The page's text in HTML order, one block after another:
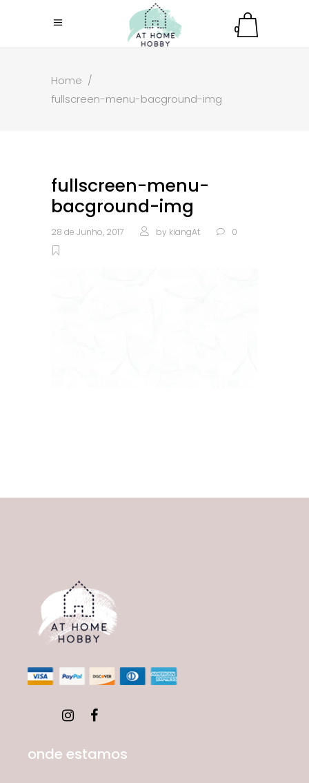
0
Home /
fullscreen-menu-bacground-img
fullscreen-menu-
bacground-img
28 de Junho, 2017 by kiangAt 0
onde estamos